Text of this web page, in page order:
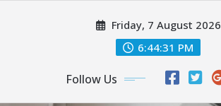
Friday, 7 August 2026
6:44:32 PM
Follow Us